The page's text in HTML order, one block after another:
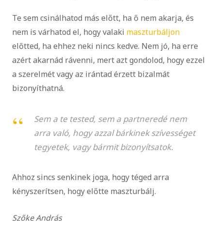
Te sem csinálhatod más előtt, ha ő nem akarja, és
nem is várhatod el, hogy valaki maszturbáljon
előtted, ha ehhez neki nincs kedve. Nem jó, ha erre
azért akarnád rávenni, mert azt gondolod, hogy ezzel
a szerelmét vagy az irántad érzett bizalmát
bizonyíthatná.
Sem a te tested, sem a partneredé nem
arra való, hogy azzal bárkinek szívességet
tegyetek, vagy bármit bizonyítsatok.
Ahhoz sincs senkinek joga, hogy téged arra
kényszerítsen, hogy előtte maszturbálj.
Szőke András